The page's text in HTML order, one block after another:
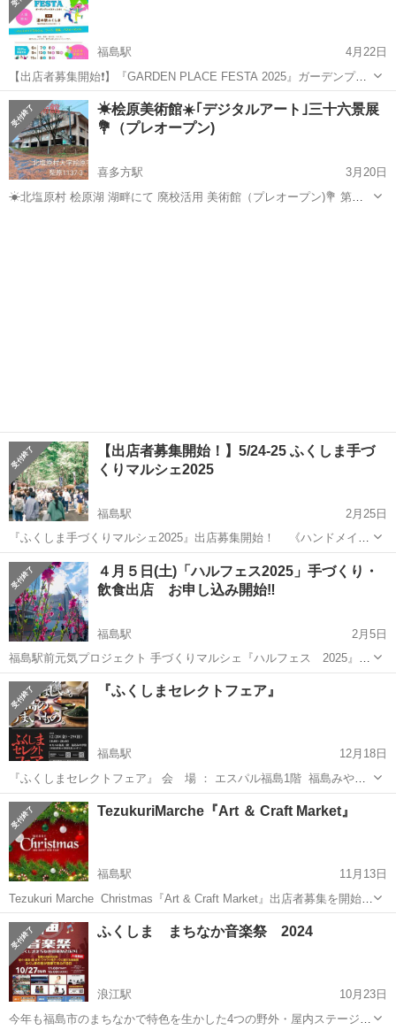
ど 皆さんが一日中楽しん...
福島駅
4月22日
【出店者募集開始❗️】『GARDEN PLACE FESTA 2025』ガーデンプレ
イスフェスタ ＼出店者募集、開始致します／ 『GARDEN PLACE
FESTA 2025』 ガーデンプレイス フェス...
福島 福島市 福島駅 展示会 会場
☀桧原美術館☀️｢デジタルアート｣三十六景展
💐（プレオープン)
喜多方駅
3月20日
☀北塩原村 桧原湖 湖畔にて 廃校活用 美術館（プレオープン)💐 第１
【出店者募集開始！】5/24-25 ふくしま手づ
くりマルシェ2025
福島駅
2月25日
『ふくしま手づくりマルシェ2025』出店募集開始！ 《ハンドメイド
•飲食•キッチンカー同時募集❣️》 お待たせいたしました！ ふくしま手
づくりマルシェ2025出店者の募集を開始いたします♪ ふくし...
福島 福島市 福島駅 展示会
４月５日(土)「ハルフェス2025」手づくり・
飲食出店 お申し込み開始‼️
福島駅
2月5日
福島駅前元気プロジェクト 手づくりマルシェ『ハルフェス 2025』出
店者大募集‼️ (手づくりブース・飲食ブース・キッチンカー同時募集）
福島 福島市 福島駅 展示会 ブース
『ふくしまセレクトフェア』
福島駅
12月18日
『ふくしまセレクトフェア』 会 場 ： エスパル福島1階 福島みやげ
館 （JR福島駅東口1階改札脇入口すぐ） 日 時 ： 2024 年 12月 20日
（金）〜29日（日）10:00〜20:00 初企...
福島 福島市
TezukuriMarche『Art ＆ Craft Market』
福島駅
11月13日
Tezukuri Marche Christmas『Art & Craft Market』出店者募集を開始致
します！ 【開催日時】2024年12月7日（土）、8日（日） 10:00～
16:00 【会 場】 エ...
福島 福島市 福島駅 展示会 ブース
ふくしま まちなか音楽祭 2024
浪江駅
10月23日
今年も福島市のまちなかで特色を生かした4つの野外・屋内ステージを